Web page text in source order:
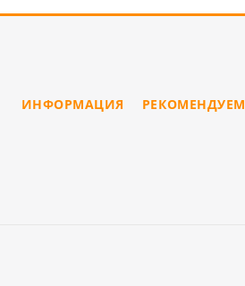
РЕКОМЕНДУЕМ
ИНФОРМАЦИЯ